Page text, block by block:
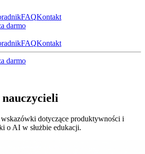
FAQKontakt
darmo
FAQKontakt
darmo
dotyczące produktywności i
o AI w służbie edukacji.